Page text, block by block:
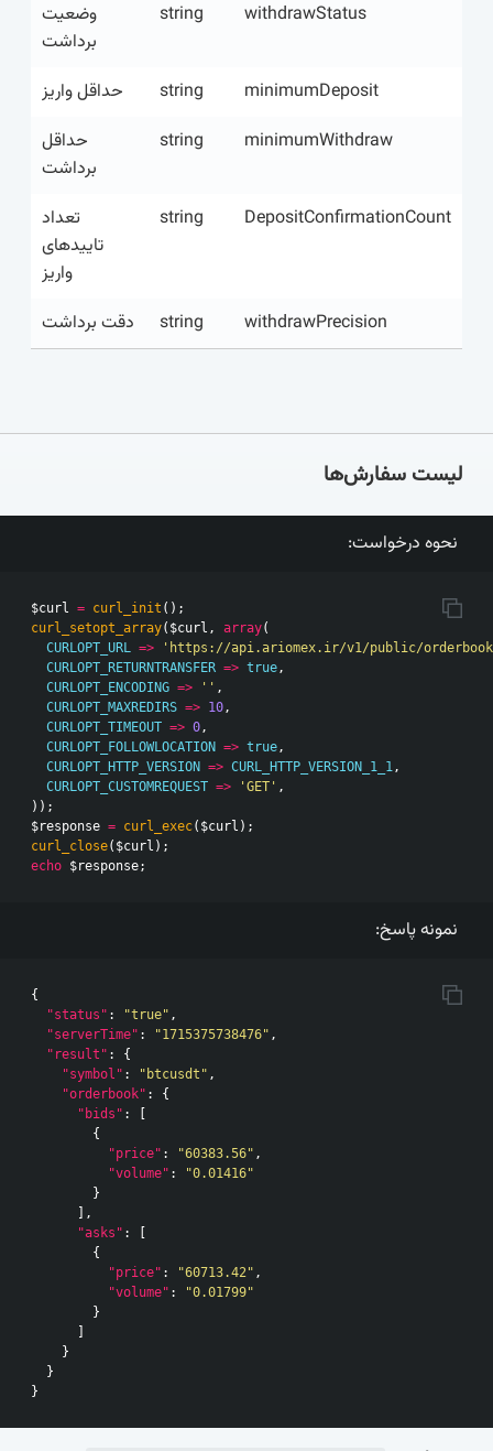
withdrawStatus
string
وضعیت
برداشت
minimumDeposit
string
حداقل واریز
minimumWithdraw
string
حداقل
برداشت
DepositConfirmationCount
string
تعداد
تاییدهای
واریز
withdrawPrecision
string دقت برداشت
لیست سفارش‌ها
نحوه درخواست:
$curl = curl_init ();
curl_setopt_array( $curl , array(
CURLOPT_URL =>
'https://api.ariomex.ir/v1/public/
CURLOPT_RETURNTRANSFER => true,
CURLOPT_ENCODING => '' ,
CURLOPT_MAXREDIRS => 10,
CURLOPT_TIMEOUT => 0,
CURLOPT_FOLLOWLOCATION => true,
CURLOPT_HTTP_VERSION => CURL_HTTP_VERSION_1_1,
CURLOPT_CUSTOMREQUEST => 'GET' ,
));
$response = curl_exec( $curl );
curl_close( $curl );
echo $response;
نمونه پاسخ:
{
"status" : "true" ,
"serverTime" : "1715375738476" ,
"result" :
{
"symbol" : "btcusdt" ,
"orderbook" :
{
"bids" :
{
"price" : "60383.56" ,
"volume" :
"0.01416"
}
],
"asks" :
{
"price" : "60713.42" ,
"volume" :
"0.01799"
}
}
}
}